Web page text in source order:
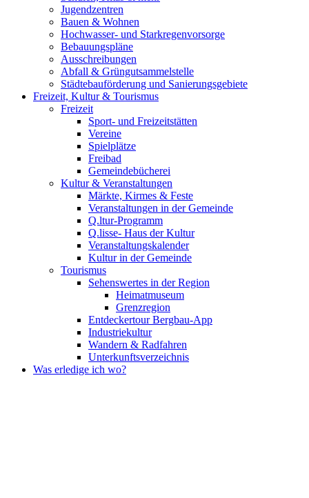
Jugendzentren
Bauen & Wohnen
Hochwasser- und Starkregenvorsorge
Bebauungspläne
Ausschreibungen
Abfall & Grüngutsammelstelle
Städtebauförderung und Sanierungsgebiete
Freizeit, Kultur & Tourismus
Freizeit
Sport- und Freizeitstätten
Vereine
Spielplätze
Freibad
Gemeindebücherei
Kultur & Veranstaltungen
Märkte, Kirmes & Feste
Veranstaltungen in der Gemeinde
Q.ltur-Programm
Q.lisse- Haus der Kultur
Veranstaltungskalender
Kultur in der Gemeinde
Tourismus
Sehenswertes in der Region
Heimatmuseum
Grenzregion
Entdeckertour Bergbau-App
Industriekultur
Wandern & Radfahren
Unterkunftsverzeichnis
Was erledige ich wo?